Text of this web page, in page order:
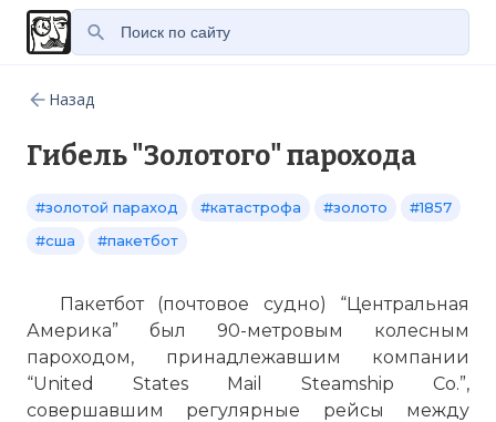
Назад
Гибель "Золотого" парохода
#золотой параход #катастрофа #золото
#1857
#сша
#пакетбот
Пакетбот (почтовое судно) “Центральная
Америка” был 90-метровым колесным
пароходом, принадлежавшим компании
“United States Mail Steamship Co.”,
совершавшим регулярные рейсы между